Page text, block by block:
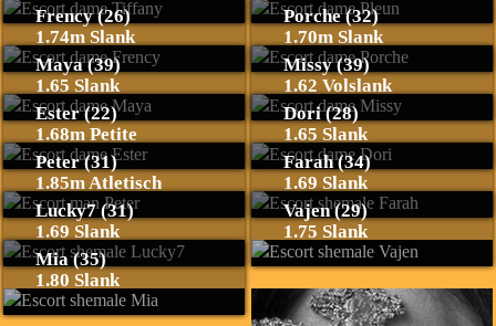
Frency (26)
1.74m Slank
Porche (32)
1.70m Slank
Maya (39)
1.65 Slank
Missy (39)
1.62 Volslank
Ester (22)
1.68m Petite
Dori (28)
1.65 Slank
Peter (31)
1.85m Atletisch
Farah (34)
1.69 Slank
Lucky7 (31)
1.69 Slank
Vajen (29)
1.75 Slank
Mia (35)
1.80 Slank